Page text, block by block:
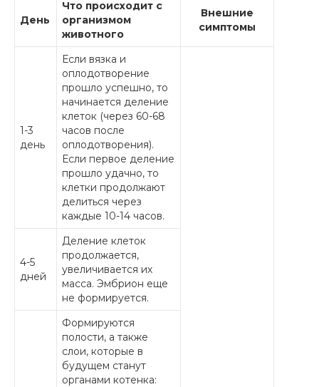
День
Что происходит с
организмом
животного
Внешние
симптомы
1-3
день
Если вязка и
оплодотворение
прошло успешно, то
начинается деление
клеток (через 60-68
часов после
оплодотворения).
Если первое деление
прошло удачно, то
клетки продолжают
делиться через
каждые 10-14 часов.
4-5
дней
Деление клеток
продолжается,
увеличивается их
масса. Эмбрион еще
не формируется.
Формируются
полости, а также
слои, которые в
будущем станут
органами котенка: